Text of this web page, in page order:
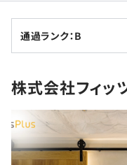
転職成功ガイド
転職エージェント
インタビュー
転職成功ガイド
新卒就活
求人検索
本選考
インターン
学習
講座一覧
問題集
スキルチェック
プログラミング言語
ゲーム・マンガ
通過ランク：B
株式会社フィッ